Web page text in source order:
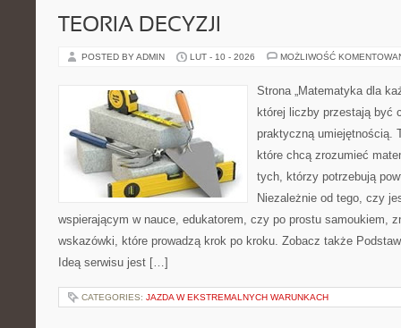
TEORIA DECYZJI
POSTED BY ADMIN LUT - 10 - 2026 MOŻLIWOŚĆ
Strona „Matematyka dla
której liczby przestają być
praktyczną umiejętnością.
które chcą zrozumieć
tych, którzy potrzebują
Niezależnie od tego, czy
wspierającym w nauce, edukatorem, czy po prostu samoukiem,
wskazówki, które prowadzą krok po kroku. Zobacz także
Ideą serwisu jest […]
CATEGORIES: JAZDA W EKSTREMALNYCH WARUNKACH